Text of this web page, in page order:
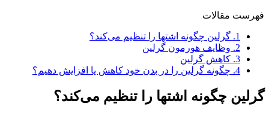
فهرست مقالات
1. گرلین چگونه اشتها را تنظیم می‌کند؟
2. وظایف هورمون گرلین
3. کاهش گرلین
4. چگونه گرلین را در بدن خود کاهش یا افزایش دهیم؟
گرلین چگونه اشتها را تنظیم می‌کند؟